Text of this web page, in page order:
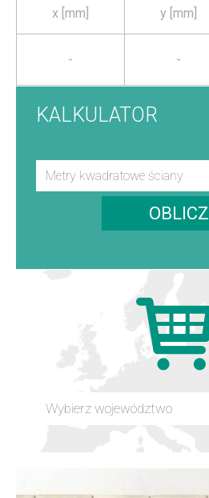
x [mm] y [mm]
- -
KALKULATOR
OBLICZ